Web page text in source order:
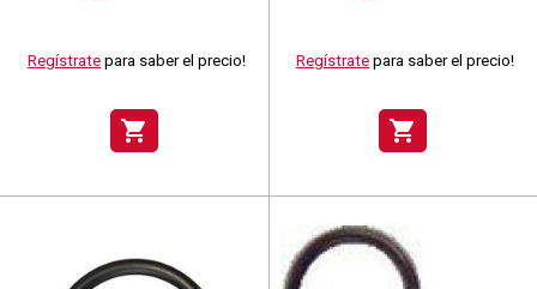
Regístrate para saber el precio!
shopping_cart
Regístrate para saber el precio!
shopping_cart